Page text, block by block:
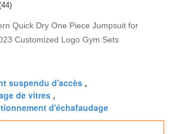
Quick Dry One Piece Jumpsuit for
Customized Logo Gym Sets
suspendu d'accès ,
de vitres ,
d'échafaudage